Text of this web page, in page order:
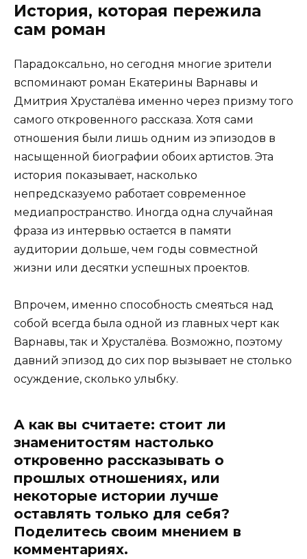
История, которая пережила
сам роман
Парадоксально, но сегодня многие зрители
вспоминают роман Екатерины Варнавы и
Дмитрия Хрусталёва именно через призму того
самого откровенного рассказа. Хотя сами
отношения были лишь одним из эпизодов в
насыщенной биографии обоих артистов. Эта
история показывает, насколько
непредсказуемо работает современное
медиапространство. Иногда одна случайная
фраза из интервью остается в памяти
аудитории дольше, чем годы совместной
жизни или десятки успешных проектов.
Впрочем, именно способность смеяться над
собой всегда была одной из главных черт как
Варнавы, так и Хрусталёва. Возможно, поэтому
давний эпизод до сих пор вызывает не столько
осуждение, сколько улыбку.
А как вы считаете: стоит ли
знаменитостям настолько
откровенно рассказывать о
прошлых отношениях, или
некоторые истории лучше
оставлять только для себя?
Поделитесь своим мнением в
комментариях.